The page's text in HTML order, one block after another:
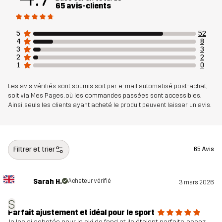
Le mannequin
Coupe SLIM
Matériau 1 100% Polyester (Recyclé)
Membrane du
matériau 1
100% Polyuréthane
matériau 1
65 avis-clients
5
52
4
8
3
3
2
2
1
0
Les avis vérifiés sont soumis soit par e-mail automatisé post-achat,
soit via Mes Pages, où les commandes passées sont accessibles.
Ainsi, seuls les clients ayant acheté le produit peuvent laisser un avis.
Filtrer et trier 65 Avis
S
Sarah H. Acheteur vérifié 3 mars 2026
Parfait ajustement et idéal pour le sport